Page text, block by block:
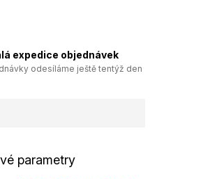
expedice objednávek
odesíláme ještě tentýž den
parametry